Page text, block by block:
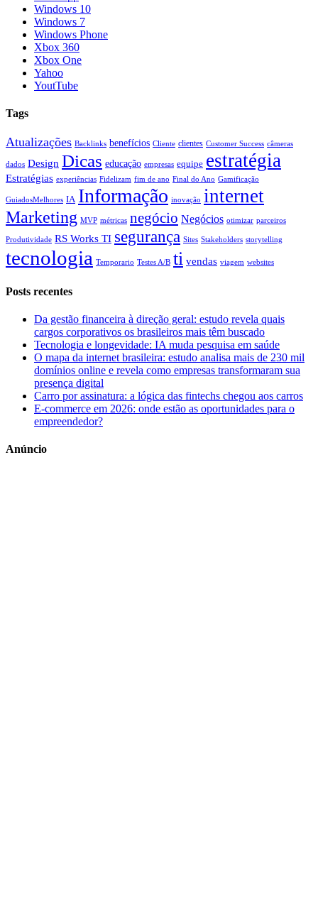
Windows 10
Windows 7
Windows Phone
Xbox 360
Xbox One
Yahoo
YoutTube
Tags
Atualizações Backlinks benefícios Cliente clientes Customer Success câmeras
dados Design Dicas educação empresas equipe estratégia
Estratégias experiências Fidelizam fim de ano Final do Ano Gamificação
GuiadosMelhores IA Informação inovação internet
Marketing MVP métricas negócio Negócios otimizar parceiros
Produtividade RS Works TI segurança Sites Stakeholders storytelling
tecnologia Temporario Testes A/B ti vendas viagem websites
Posts recentes
Da gestão financeira à direção geral: estudo revela quais
cargos corporativos os brasileiros mais têm buscado
Tecnologia e longevidade: IA muda pesquisa em saúde
O mapa da internet brasileira: estudo analisa mais de 230 mil
domínios online e revela como empresas transformaram sua
presença digital
Carro por assinatura: a lógica das fintechs chegou aos carros
E-commerce em 2026: onde estão as oportunidades para o
empreendedor?
Anúncio